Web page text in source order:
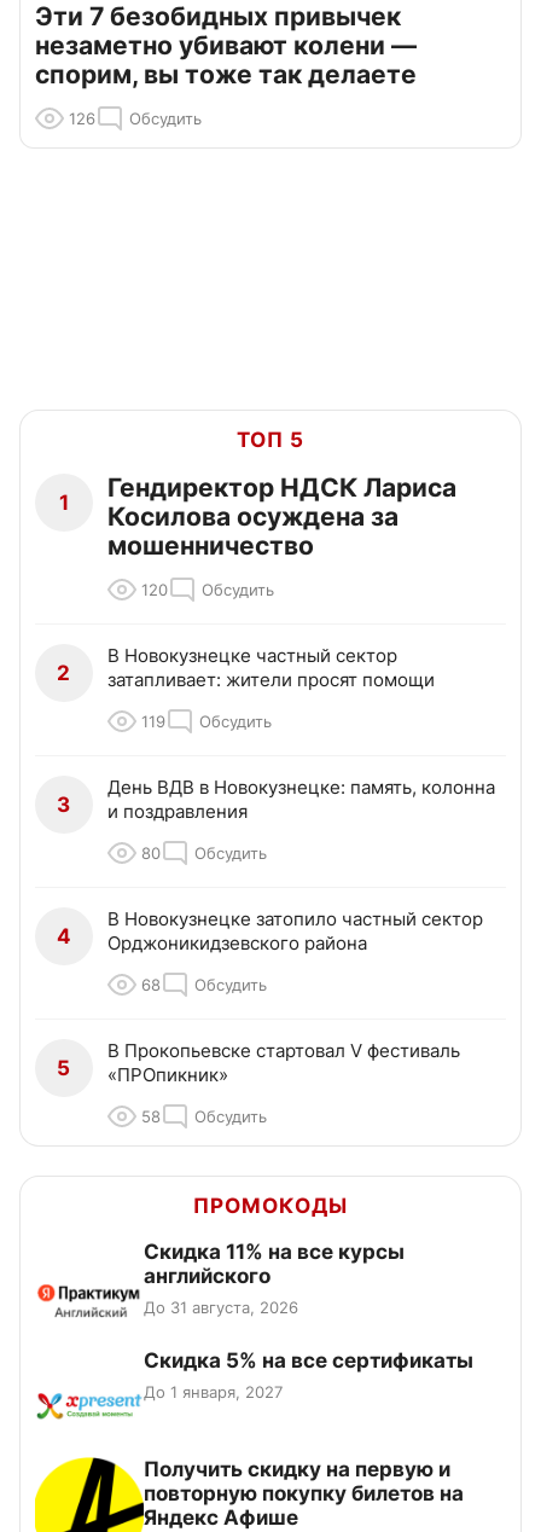
Эти 7 безобидных привычек
незаметно убивают колени —
спорим, вы тоже так делаете
126 Обсудить
ТОП 5
1
Гендиректор НДСК Лариса
Косилова осуждена за
мошенничество
120 Обсудить
2
В Новокузнецке частный сектор
затапливает: жители просят помощи
119 Обсудить
3
День ВДВ в Новокузнецке: память, колонна
и поздравления
80 Обсудить
4
В Новокузнецке затопило частный сектор
Орджоникидзевского района
68 Обсудить
5
В Прокопьевске стартовал V фестиваль
«ПРОпикник»
58 Обсудить
ПРОМОКОДЫ
Скидка 11% на все курсы
английского
До 31 августа, 2026
Скидка 5% на все сертификаты
До 1 января, 2027
Получить скидку на первую и
повторную покупку билетов на
Яндекс Афише